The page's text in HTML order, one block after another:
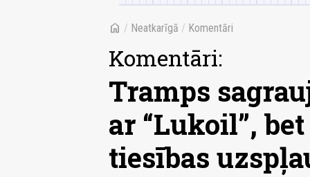
home / Neatkarīgā / Komentāri
Komentāri:
Tramps
ar “Lukoil”,
tiesības